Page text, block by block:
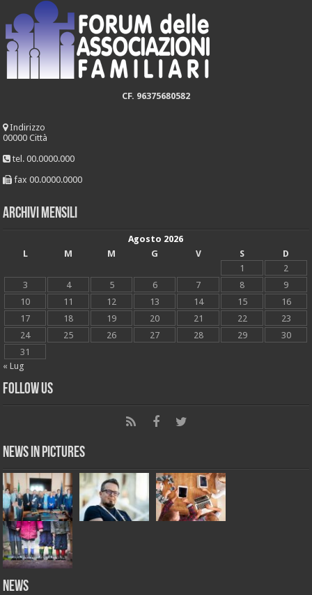
CF. 96375680582
Indirizzo
00000 Città
tel. 00.0000.000
fax 00.0000.0000
Archivi mensili
Agosto 2026
L
M M G V S
D
1
2
3
4 5 6 7 8
9
10
11 12 13 14 15
16
17
18 19 20 21 22
23
24
25 26 27 28 29
30
31
« Lug
Follow Us
News in Pictures
NEWS